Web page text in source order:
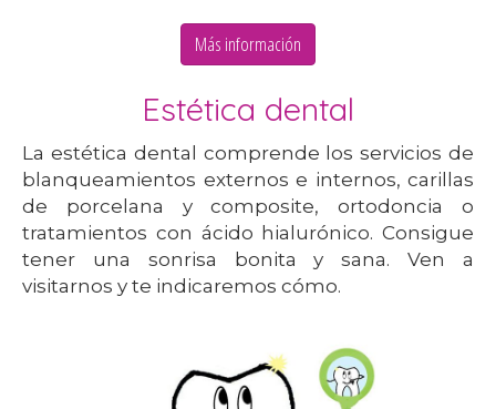
Más información
Estética dental
La estética dental comprende los servicios de
blanqueamientos externos e internos, carillas
de porcelana y composite, ortodoncia o
tratamientos con ácido hialurónico. Consigue
tener una sonrisa bonita y sana. Ven a
visitarnos y te indicaremos cómo.